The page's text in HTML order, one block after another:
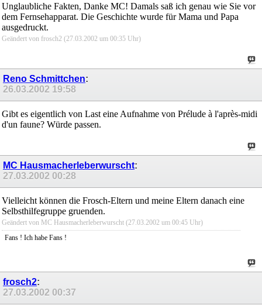
Unglaubliche Fakten, Danke MC! Damals saß ich genau wie Sie vor
dem Fernsehapparat. Die Geschichte wurde für Mama und Papa
ausgedruckt.
Geändert von frosch2 (27.03.2002 um 00:35 Uhr)
Reno Schmittchen:
26.03.2002 19:58
Gibt es eigentlich von Last eine Aufnahme von Prélude à l'après-midi
d'un faune? Würde passen.
MC Hausmacherleberwurscht:
27.03.2002 00:28
Vielleicht können die Frosch-Eltern und meine Eltern danach eine
Selbsthilfegruppe gruenden.
Geändert von MC Hausmacherleberwurscht (27.03.2002 um 00:45 Uhr)
Fans ! Ich habe Fans !
frosch2:
27.03.2002 00:37